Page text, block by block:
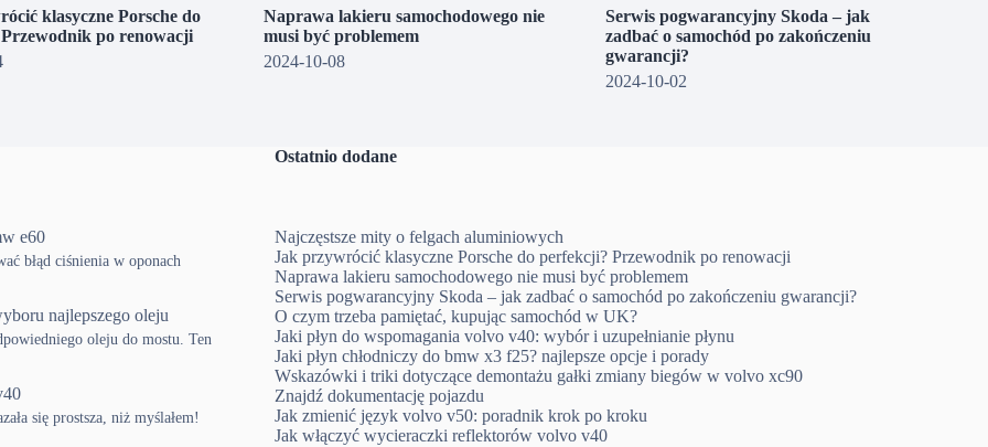
klasyczne Porsche do
po renowacji
Naprawa lakieru samochodowego nie
musi być problemem
2024-10-08
Serwis pogwarancyjny Skoda – jak
zadbać o samochód po zakończeniu
gwarancji?
2024-10-02
e60
błąd ciśnienia w oponach
najlepszego oleju
oleju do mostu. Ten
się prostsza, niż myślałem!
Ostatnio dodane
Najczęstsze mity o felgach aluminiowych
Jak przywrócić klasyczne Porsche do perfekcji? Przewodnik po renowacji
Naprawa lakieru samochodowego nie musi być problemem
Serwis pogwarancyjny Skoda – jak zadbać o samochód po zakończeniu gwarancji?
O czym trzeba pamiętać, kupując samochód w UK?
Jaki płyn do wspomagania volvo v40: wybór i uzupełnianie płynu
Jaki płyn chłodniczy do bmw x3 f25? najlepsze opcje i porady
Wskazówki i triki dotyczące demontażu gałki zmiany biegów w volvo xc90
Znajdź dokumentację pojazdu
Jak zmienić język volvo v50: poradnik krok po kroku
Jak włączyć wycieraczki reflektorów volvo v40